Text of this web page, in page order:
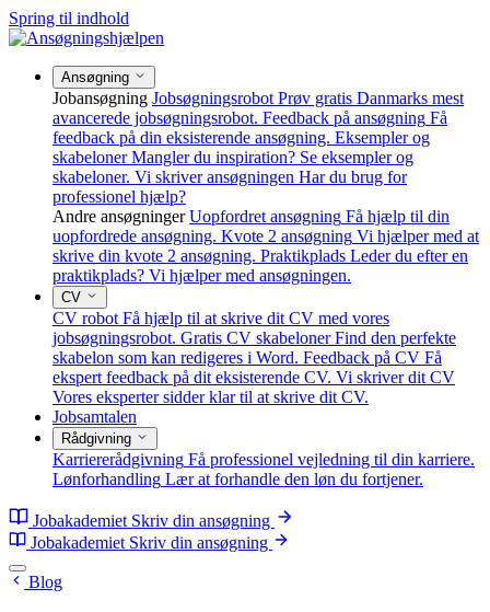
Spring til indhold
Ansøgning
Jobansøgning Jobsøgningsrobot Prøv gratis Danmarks mest
avancerede jobsøgningsrobot. Feedback på ansøgning Få
feedback på din eksisterende ansøgning. Eksempler og
skabeloner Mangler du inspiration? Se eksempler og
skabeloner. Vi skriver ansøgningen Har du brug for
professionel hjælp?
Andre ansøgninger Uopfordret ansøgning Få hjælp til din
uopfordrede ansøgning. Kvote 2 ansøgning Vi hjælper med at
skrive din kvote 2 ansøgning. Praktikplads Leder du efter en
praktikplads? Vi hjælper med ansøgningen.
CV
CV robot Få hjælp til at skrive dit CV med vores
jobsøgningsrobot. Gratis CV skabeloner Find den perfekte
skabelon som kan redigeres i Word. Feedback på CV Få
ekspert feedback på dit eksisterende CV. Vi skriver dit CV
Vores eksperter sidder klar til at skrive dit CV.
Jobsamtalen
Rådgivning
Karriererådgivning Få professionel vejledning til din karriere.
Lønforhandling Lær at forhandle den løn du fortjener.
Jobakademiet Skriv din ansøgning
Jobakademiet Skriv din ansøgning
Blog